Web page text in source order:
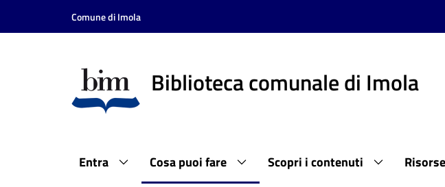
Vai al contenuto
Vai alla navigazione
Comune di Imola
Biblioteca comunale di Imola
Entra Cosa puoi fare Scopri i contenuti